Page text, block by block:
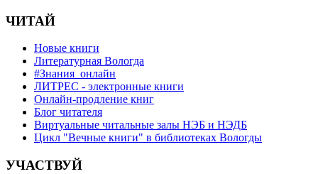
ЧИТАЙ
Новые книги
Литературная Вологда
#Знания_онлайн
ЛИТРЕС - электронные книги
Онлайн-продление книг
Блог читателя
Виртуальные читальные залы НЭБ и НЭДБ
Цикл "Вечные книги" в библиотеках Вологды
УЧАСТВУЙ